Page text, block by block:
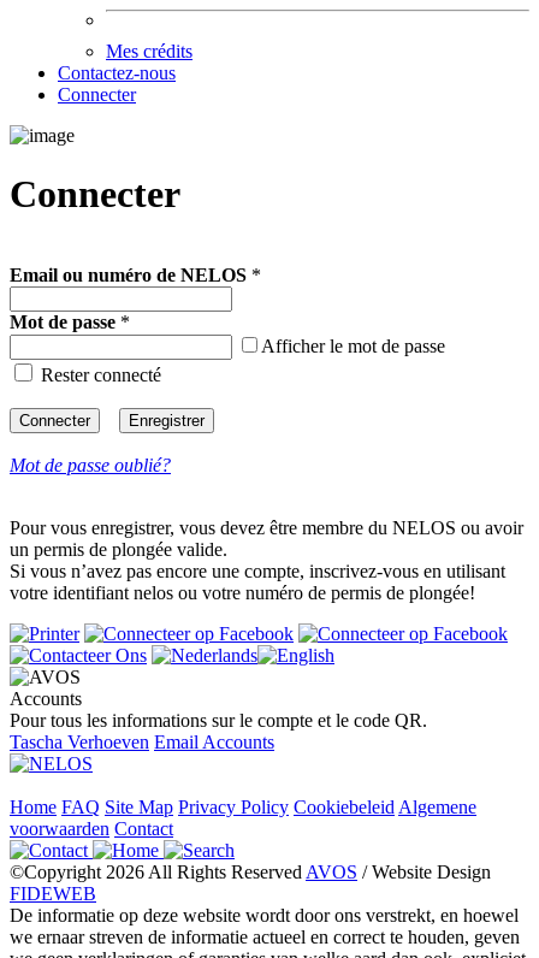
Mes crédits
Contactez-nous
Connecter
Connecter
Email ou numéro de NELOS *
Mot de passe *
Afficher le mot de passe
Rester connecté
Mot de passe oublié?
Pour vous enregistrer, vous devez être membre du NELOS ou avoir
un permis de plongée valide.
Si vous n’avez pas encore une compte, inscrivez-vous en utilisant
votre identifiant nelos ou votre numéro de permis de plongée!
Accounts
Pour tous les informations sur le compte et le code QR.
Tascha Verhoeven Email Accounts
Home FAQ Site Map Privacy Policy Cookiebeleid Algemene
voorwaarden Contact
©Copyright 2026 All Rights Reserved AVOS / Website Design
FIDEWEB
De informatie op deze website wordt door ons verstrekt, en hoewel
we ernaar streven de informatie actueel en correct te houden, geven